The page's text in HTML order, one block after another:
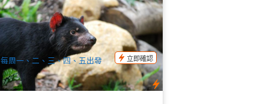
亞瑟港國家公園+塔斯馬尼亞惡魔 1日遊
(霍巴特出發) 英文
302 已預訂
AUD 190.00 $199.00
TAS06079
每周一、二、三、四、五出發
立即確認